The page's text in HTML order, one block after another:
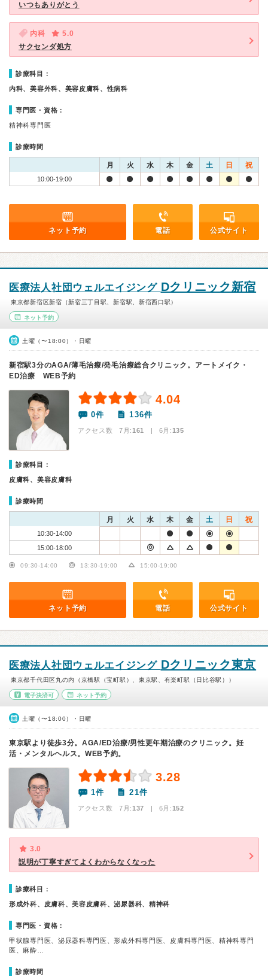
いつもありがとう
内科
5.0
サクセンダ処方
診療科目：
内科、美容外科、美容皮膚科、性病科
専門医・資格：
精神科専門医
診療時間
月 火 水 木 金 土 日 祝
10:00-19:00
ネット予約 電話 公式サイト
医療法人社団ウェルエイジング Dクリニック新宿
東京都新宿区新宿（新宿三丁目駅、新宿駅、新宿西口駅）
ネット予約
土曜（〜18:00）・日曜
新宿駅3分のAGA/薄毛治療/発毛治療総合クリニック。アートメイク・
ED治療 WEB予約
4.04
0件 136件
アクセス数 7月:161 | 6月:135
診療科目：
皮膚科、美容皮膚科
診療時間
月 火 水 木 金 土 日 祝
10:30-14:00
15:00-18:00
09:30-14:00 13:30-19:00 15:00-19:00
ネット予約 電話 公式サイト
医療法人社団ウェルエイジング Dクリニック東京
東京都千代田区丸の内（京橋駅（宝町駅）、東京駅、有楽町駅（日比谷駅））
電子決済可 ネット予約
土曜（〜18:00）・日曜
東京駅より徒歩3分。AGA/ED治療/男性更年期治療のクリニック。妊
活・メンタルヘルス。WEB予約。
3.28
1件 21件
アクセス数 7月:137 | 6月:152
3.0
説明が丁寧すぎてよくわからなくなった
診療科目：
形成外科、皮膚科、美容皮膚科、泌尿器科、精神科
専門医・資格：
甲状腺専門医、泌尿器科専門医、形成外科専門医、皮膚科専門医、精神科専門
医、麻酔…
診療時間